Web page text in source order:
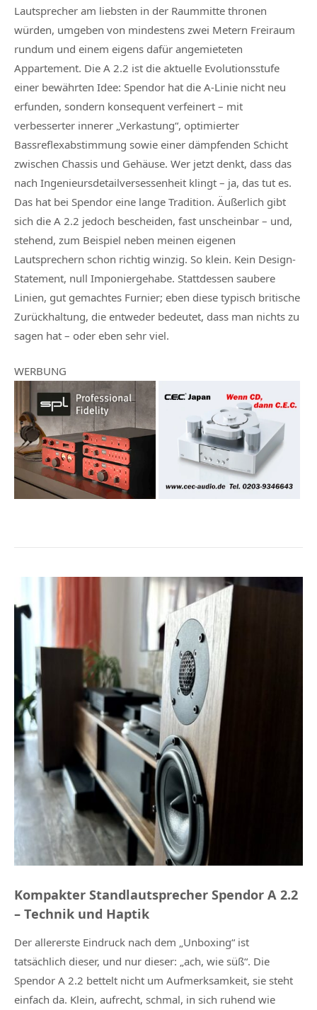
Lautsprecher am liebsten in der Raummitte thronen
würden, umgeben von mindestens zwei Metern Freiraum
rundum und einem eigens dafür angemieteten
Appartement. Die A 2.2 ist die aktuelle Evolutionsstufe
einer bewährten Idee: Spendor hat die A-Linie nicht neu
erfunden, sondern konsequent verfeinert – mit
verbesserter innerer „Verkastung“, optimierter
Bassreflexabstimmung sowie einer dämpfenden Schicht
zwischen Chassis und Gehäuse. Wer jetzt denkt, dass das
nach Ingenieursdetailversessenheit klingt – ja, das tut es.
Das hat bei Spendor eine lange Tradition. Äußerlich gibt
sich die A 2.2 jedoch bescheiden, fast unscheinbar – und,
stehend, zum Beispiel neben meinen eigenen
Lautsprechern schon richtig winzig. So klein. Kein Design-
Statement, null Imponiergehabe. Stattdessen saubere
Linien, gut gemachtes Furnier; eben diese typisch britische
Zurückhaltung, die entweder bedeutet, dass man nichts zu
sagen hat – oder eben sehr viel.
WERBUNG
Kompakter Standlautsprecher Spendor A 2.2
– Technik und Haptik
Der allererste Eindruck nach dem „Unboxing“ ist
tatsächlich dieser, und nur dieser: „ach, wie süß“. Die
Spendor A 2.2 bettelt nicht um Aufmerksamkeit, sie steht
einfach da. Klein, aufrecht, schmal, in sich ruhend wie